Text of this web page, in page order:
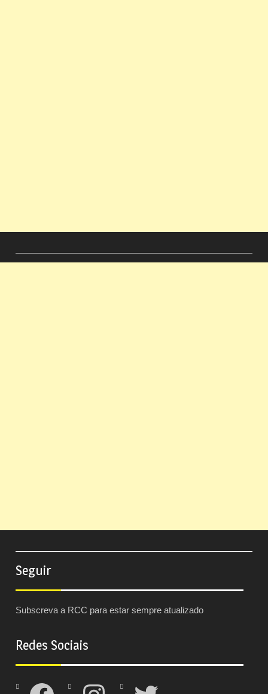
Seguir
Subscreva a RCC para estar sempre atualizado
Redes Sociais
Facebook Instagram Twitter